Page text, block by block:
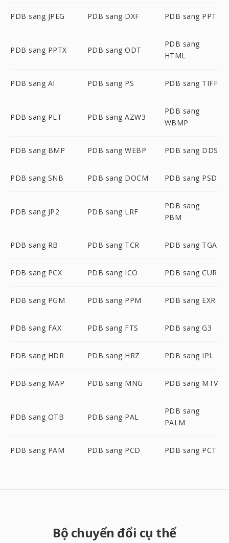
PDB sang JPEG PDB sang DXF PDB sang PPT
PDB sang PPTX PDB sang ODT
PDB sang
HTML
PDB sang AI PDB sang PS PDB sang TIFF
PDB sang PLT PDB sang AZW3
PDB sang
WBMP
PDB sang BMP PDB sang WEBP PDB sang DDS
PDB sang SNB PDB sang DOCM PDB sang PSD
PDB sang JP2 PDB sang LRF
PDB sang
PBM
PDB sang RB PDB sang TCR PDB sang TGA
PDB sang PCX PDB sang ICO PDB sang CUR
PDB sang PGM PDB sang PPM PDB sang EXR
PDB sang FAX PDB sang FTS PDB sang G3
PDB sang HDR PDB sang HRZ PDB sang IPL
PDB sang MAP PDB sang MNG PDB sang MTV
PDB sang OTB PDB sang PAL
PDB sang
PALM
PDB sang PAM PDB sang PCD PDB sang PCT
Bộ chuyển đổi cụ thể